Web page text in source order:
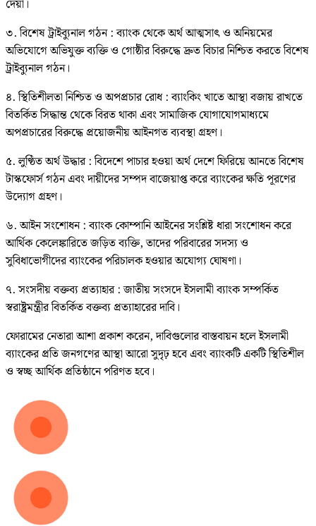
দেয়া।
৩. বিশেষ ট্রাইব্যুনাল গঠন : ব্যাংক থেকে অর্থ আত্মসাৎ ও অনিয়মের
অভিযোগে অভিযুক্ত ব্যক্তি ও গোষ্ঠীর বিরুদ্ধে দ্রুত বিচার নিশ্চিত করতে বিশেষ
ট্রাইব্যুনাল গঠন।
৪. স্থিতিশীলতা নিশ্চিত ও অপপ্রচার রোধ : ব্যাংকিং খাতে আস্থা বজায় রাখতে
বিতর্কিত সিদ্ধান্ত থেকে বিরত থাকা এবং সামাজিক যোগাযোগমাধ্যমে
অপপ্রচারের বিরুদ্ধে প্রয়োজনীয় আইনগত ব্যবস্থা গ্রহণ।
৫. লুণ্ঠিত অর্থ উদ্ধার : বিদেশে পাচার হওয়া অর্থ দেশে ফিরিয়ে আনতে বিশেষ
টাস্কফোর্স গঠন এবং দায়ীদের সম্পদ বাজেয়াপ্ত করে ব্যাংকের ক্ষতি পূরণের
উদ্যোগ গ্রহণ।
৬. আইন সংশোধন : ব্যাংক কোম্পানি আইনের সংশ্লিষ্ট ধারা সংশোধন করে
আর্থিক কেলেঙ্কারিতে জড়িত ব্যক্তি, তাদের পরিবারের সদস্য ও
সুবিধাভোগীদের ব্যাংকের পরিচালক হওয়ার অযোগ্য ঘোষণা।
৭. সংসদীয় বক্তব্য প্রত্যাহার : জাতীয় সংসদে ইসলামী ব্যাংক সম্পর্কিত
স্বরাষ্ট্রমন্ত্রীর বিতর্কিত বক্তব্য প্রত্যাহারের দাবি।
ফোরামের নেতারা আশা প্রকাশ করেন, দাবিগুলোর বাস্তবায়ন হলে ইসলামী
ব্যাংকের প্রতি জনগণের আস্থা আরো সুদৃঢ় হবে এবং ব্যাংকটি একটি স্থিতিশীল
ও স্বচ্ছ আর্থিক প্রতিষ্ঠানে পরিণত হবে।